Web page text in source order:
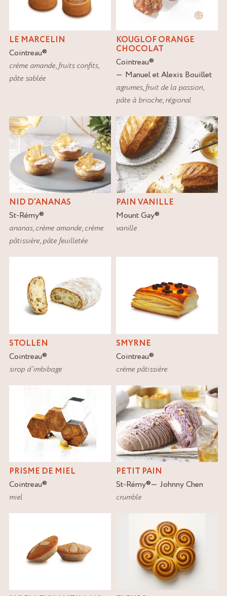
LE MARCELIN
Cointreau®
crème amande,fruits confits,
pâte sablée
KOUGLOF ORANGE
CHOCOLAT
Cointreau®
Manuel et Alexis Bouillet
agrumes,fruit de la passion,
pâte à brioche,régional
NID D’ANANAS
St-Rémy®
ananas,crème amande,crème
pâtissière,pâte feuilletée
PAIN VANILLE
Mount Gay®
vanille
STOLLEN
Cointreau®
sirop d'imbibage
SMYRNE
Cointreau®
crème pâtissière
PRISME DE MIEL
Cointreau®
miel
PETIT PAIN
St-Rémy®
Johnny Chen
crumble